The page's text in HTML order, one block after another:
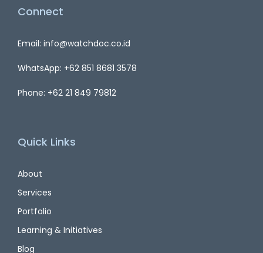
Connect
Email: info@watchdoc.co.id
WhatsApp: +62 851 8681 3578
Phone: +62 21 849 79812
Quick Links
About
Services
Portfolio
Learning & Initiatives
Blog